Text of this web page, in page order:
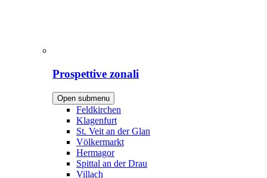
Prospettive zonali
Open submenu
Feldkirchen
Klagenfurt
St. Veit an der Glan
Völkermarkt
Hermagor
Spittal an der Drau
Villach